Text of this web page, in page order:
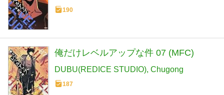
190
俺だけレベルアップな件 07 (MFC)
DUBU(REDICE STUDIO) Chugong
187